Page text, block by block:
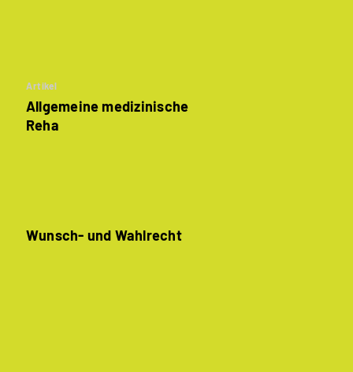
Artikel
Allgemeine medizinische
Reha
Wunsch- und Wahlrecht